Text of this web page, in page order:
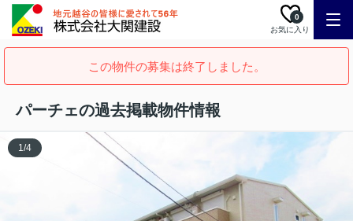
お気に入り
0
この物件の募集は終了しました。
パーチェの過去掲載物件情報
1/4